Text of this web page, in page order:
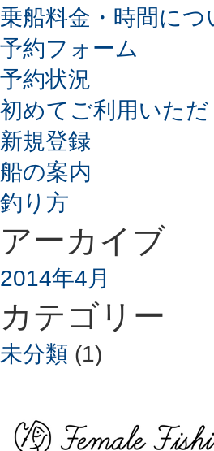
乗船料金・時間につ
予約フォーム
予約状況
初めてご利用いた
新規登録
船の案内
釣り方
アーカイブ
2014年4月
カテゴリー
未分類 (1)